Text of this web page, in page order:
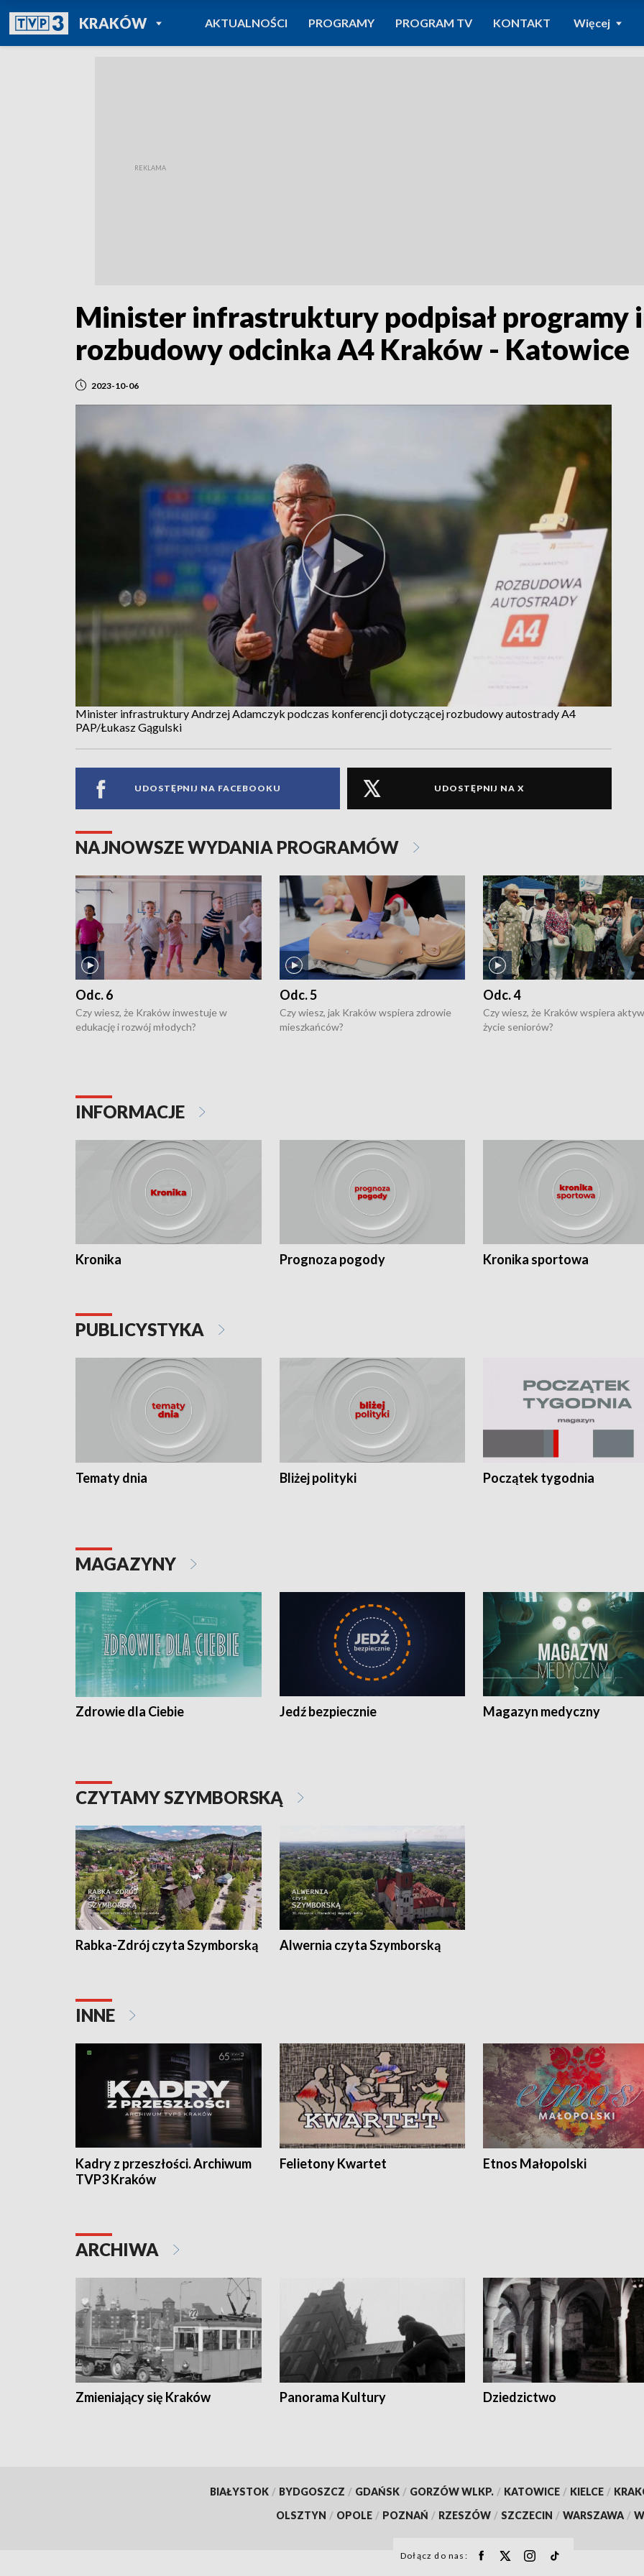
KRAKÓWPOWRÓT DO
TVP REGIONY
AKTUALNOŚCI PROGRAMY PROGRAM TV KONTAKT Więcej
Minister infrastruktury podpisał programy
rozbudowy odcinka A4 Kraków - Katowice
2023-10-06
Minister infrastruktury Andrzej Adamczyk podczas konferencji dotyczącej rozbudowy autostrady A4
PAP/Łukasz Gągulski
UDOSTĘPNIJ NA FACEBOOKU UDOSTĘPNIJ NA X
NAJNOWSZE WYDANIA PROGRAMÓW
Odc. 6
Czy wiesz, że Kraków inwestuje w
edukację i rozwój młodych?
Odc. 5
Czy wiesz, jak Kraków wspiera zdrowie
mieszkańców?
Odc. 4
Czy wiesz, że Kraków wspiera
życie seniorów?
INFORMACJE
Kronika Prognoza pogody Kronika sportowa
PUBLICYSTYKA
Tematy dnia Bliżej polityki Początek tygodnia
MAGAZYNY
Zdrowie dla Ciebie Jedź bezpiecznie Magazyn medyczny
CZYTAMY SZYMBORSKĄ
Rabka-Zdrój czyta Szymborską Alwernia czyta Szymborską
INNE
Kadry z przeszłości. Archiwum
TVP3 Kraków
Felietony Kwartet Etnos Małopolski
ARCHIWA
Zmieniający się Kraków Panorama Kultury Dziedzictwo
BIAŁYSTOK / BYDGOSZCZ / GDAŃSK / GORZÓW WLKP. / KATOWICE / KIELCE /
OLSZTYN / OPOLE / POZNAŃ / RZESZÓW / SZCZECIN / WARSZAWA /
Dołącz do nas: